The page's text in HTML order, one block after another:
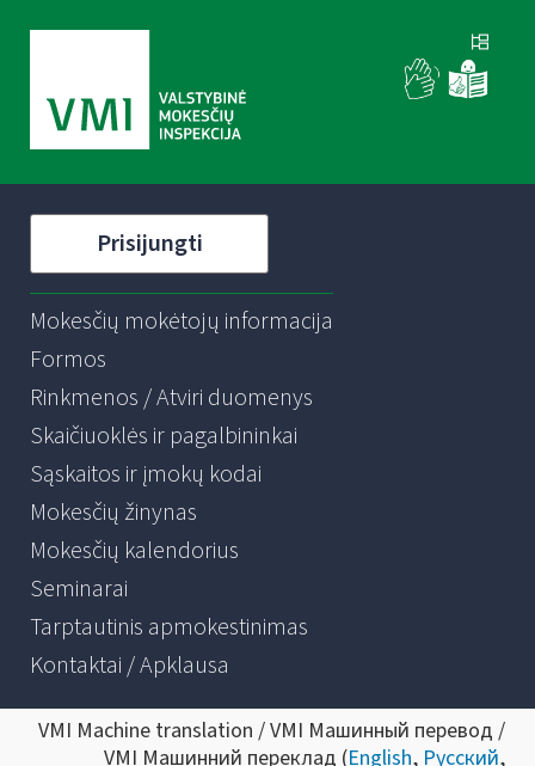
Prisijungti
Mokesčių mokėtojų informacija
Formos
Rinkmenos / Atviri duomenys
Skaičiuoklės ir pagalbininkai
Sąskaitos ir įmokų kodai
Mokesčių žinynas
Mokesčių kalendorius
Seminarai
Tarptautinis apmokestinimas
Kontaktai / Apklausa
VMI Machine translation / VMI Машинный перевод /
VMI Машинний переклад (English, Русский,